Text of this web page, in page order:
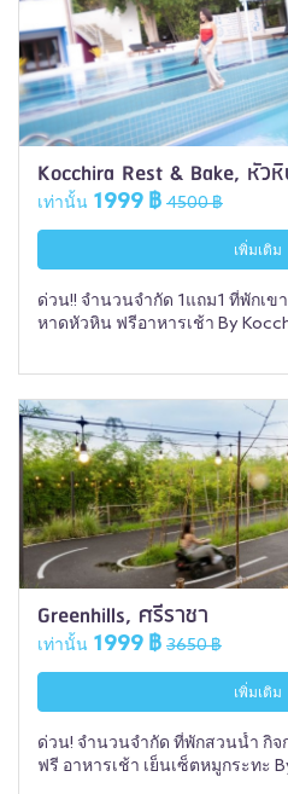
Kocchira Rest & Bake, หัว
เท่านั้น 1999 ฿ 4500 ฿
เพิ่มเติม
ด่วน!! จำนวนจำกัด 1แถม1 ที่พักเข
หาดหัวหิน ฟรีอาหารเช้า By
Greenhills, ศรีราชา
เท่านั้น 1999 ฿ 3650 ฿
เพิ่มเติม
ด่วน! จำนวนจำกัด ที่พักสวนน้ำ กิ
ฟรี อาหารเช้า เย็นเซ็ตหมูกระทะ